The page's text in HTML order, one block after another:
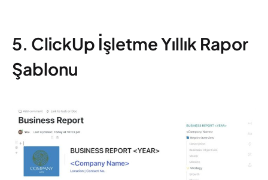
5. ClickUp İşletme Yıllık Rapor
Şablonu